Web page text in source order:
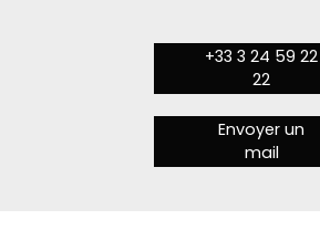
+33 3 24 59 22
22
Envoyer un
mail